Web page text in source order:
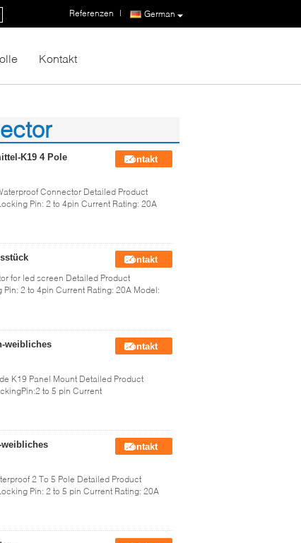
German
Referenzen |
Kontakt
K19 4 Pole
Kontakt
Connector Detailed Product
Pin: 2 to 4pin Current Rating: 20A
Kontakt
for led screen Detailed Product
2 to 4pin Current Rating: 20A Model:
weibliches
Kontakt
K19 Panel Mount Detailed Product
to 5 pin Current
weibliches
Kontakt
2 To 5 Pole Detailed Product
Pin: 2 to 5 pin Current Rating: 20A